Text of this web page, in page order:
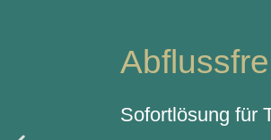
Sofortlösung für